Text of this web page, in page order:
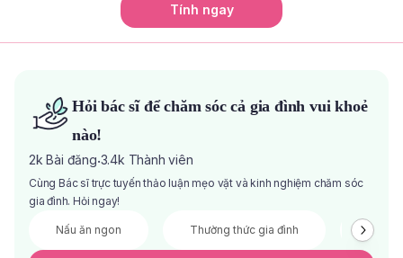
Tính ngay
Hỏi bác sĩ để chăm sóc cả gia đình vui khoẻ
nào!
2k Bài đăng·3.4k Thành viên
Cùng Bác sĩ trực tuyến thảo luận mẹo vặt và kinh nghiệm chăm sóc
gia đình. Hỏi ngay!
Nấu ăn ngon Thường thức gia đình Đầu